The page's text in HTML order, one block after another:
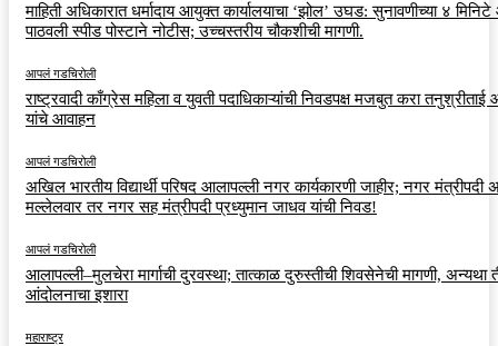
माहिती अधिकारात धर्मादाय आयुक्त कार्यालयाचा ‘झोल’ उघड: सुनावणीच्या ४
पाठवली स्पीड पोस्टाने नोटीस; उच्चस्तरीय चौकशीची मागणी.
आपलं गडचिरोली
राष्ट्रवादी काँग्रेस महिला व युवती पदाधिकाऱ्यांची निवडपक्ष मजबुत करा तनुश्रीताई
यांचे आवाहन
आपलं गडचिरोली
अखिल भारतीय विद्यार्थी परिषद आलापल्ली नगर कार्यकारणी जाहीर; नगर मंत्रीपदी
मल्लेलवार तर नगर सह मंत्रीपदी प्रध्युमान जाधव यांची निवड!
आपलं गडचिरोली
आलापल्ली–मुलचेरा मार्गाची दुरवस्था; तात्काळ दुरुस्तीची शिवसेनेची मागणी, अन्यथा
आंदोलनाचा इशारा
महाराष्ट्र